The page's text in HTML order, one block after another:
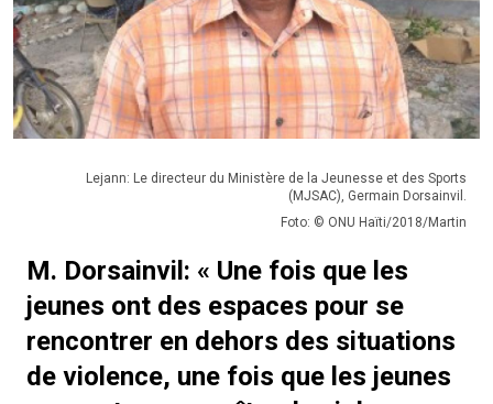
Lejann: Le directeur du Ministère de la Jeunesse et des Sports
(MJSAC), Germain Dorsainvil.
Foto: © ONU Haïti/2018/Martin
M. Dorsainvil: « Une fois que les
jeunes ont des espaces pour se
rencontrer en dehors des situations
de violence, une fois que les jeunes